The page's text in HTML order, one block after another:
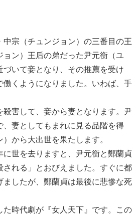
中宗（チュンジョン）の三番目の王
ョン）王后の弟だった尹元衡（ユ
づいて妾となり、その推薦を受け
働くようになりました。いわば、手
殺害して、妾から妻となります。尹
、妻としてもまれに見る品階を得
から大出世を果たします。
に世を去りますと、尹元衡と鄭蘭貞
される」とおびえました。すぐに都
ましたが、鄭蘭貞は最後に悲惨な死
た時代劇が『女人天下』です。この